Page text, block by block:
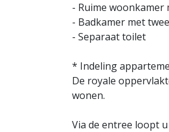
- Ruime woonkamer
- Badkamer met
- Separaat toilet
* Indeling
De royale
wonen.
Via de entree loopt